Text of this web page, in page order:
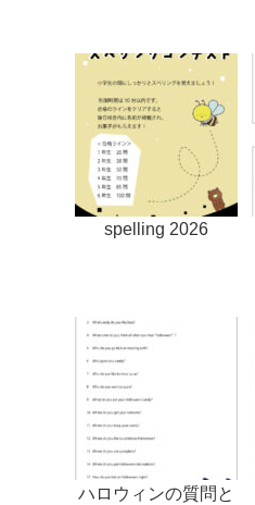
spelling 2026
ハロウィンの質問と